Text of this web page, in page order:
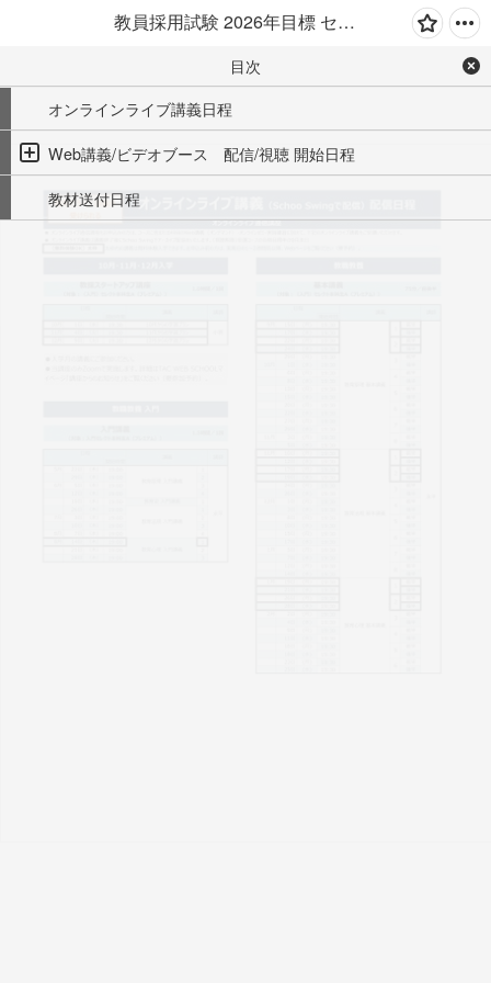
教員採用試験 2026年目標 セレクト本科生 日程表
目次
オンラインライブ講義日程
Web講義/ビデオブース　配信/視聴 開始日程
教材送付日程